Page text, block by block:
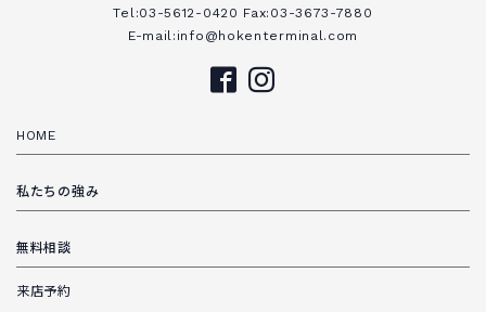
Tel:03-5612-0420 Fax:03-3673-7880
E-mail:info@hokenterminal.com
HOME
私たちの強み
無料相談
来店予約